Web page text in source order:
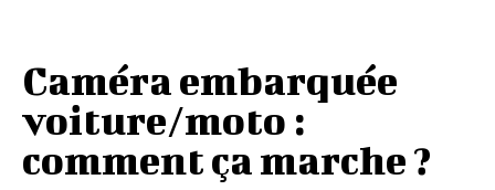
Caméra embarquée
voiture/moto :
comment ça marche ?